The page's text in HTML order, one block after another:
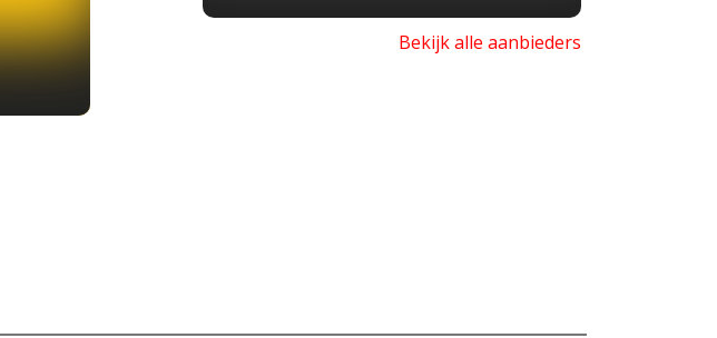
Bekijk alle aanbieders